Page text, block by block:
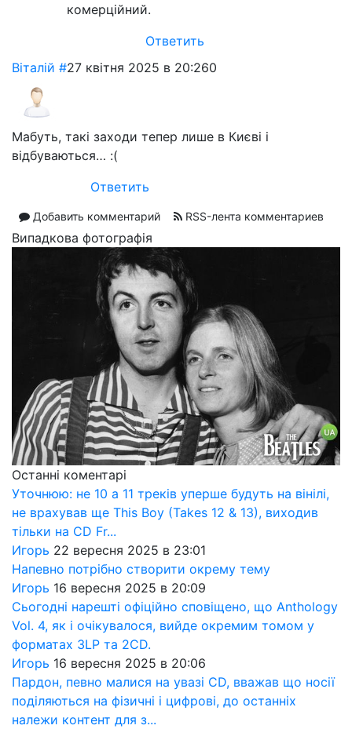
комерційний.
Ответить
Віталій #27 квітня 2025 в 20:260
Мабуть, такі заходи тепер лише в Києві і
відбуваються… :(
Ответить
Добавить комментарий RSS-лента комментариев
Випадкова фотографія
Останні коментарі
Уточнюю: не 10 а 11 треків уперше будуть на вінілі,
не врахував ще This Boy (Takes 12 & 13), виходив
тільки на CD Fr...
Игорь 22 вересня 2025 в 23:01
Напевно потрібно створити окрему тему
Игорь 16 вересня 2025 в 20:09
Сьогодні нарешті офіційно сповіщено, що Anthology
Vol. 4, як і очікувалося, вийде окремим томом у
форматах 3LP та 2CD.
Игорь 16 вересня 2025 в 20:06
Пардон, певно малися на увазі CD, вважав що носії
поділяються на фізичні і цифрові, до останніх
належи контент для з...